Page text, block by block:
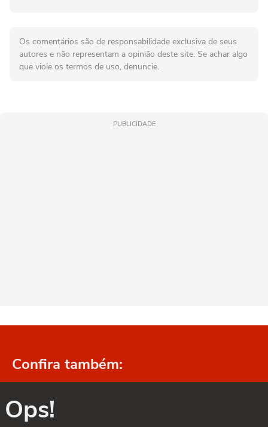
Os comentários são de responsabilidade exclusiva de seus
autores e não representam a opinião deste site. Se achar algo
que viole os termos de uso, denuncie.
PUBLICIDADE
Confira também:
Ops!